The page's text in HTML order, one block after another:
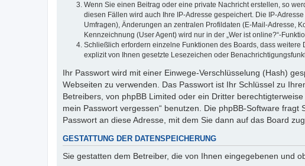
Wenn Sie einen Beitrag oder eine private Nachricht erstellen, so
diesen Fällen wird auch Ihre IP-Adresse gespeichert. Die IP-
Umfragen), Änderungen an zentralen Profildaten (E-Mail-Adresse,
Kennzeichnung (User Agent) wird nur in der „Wer ist online?“-
Schließlich erfordern einzelne Funktionen des Boards, dass
explizit von Ihnen gesetzte Lesezeichen oder
Ihr Passwort wird mit einer Einwege-Verschlüsselung (Hash)
Webseiten zu verwenden. Das Passwort ist Ihr Schlüssel zu
Betreibers, von phpBB Limited oder ein Dritter
mein Passwort vergessen“ benutzen. Die phpBB-Software
Passwort an diese Adresse, mit dem Sie dann auf das Board
GESTATTUNG DER DATENSPEICHERUNG
Sie gestatten dem Betreiber, die von Ihnen eingegebenen und